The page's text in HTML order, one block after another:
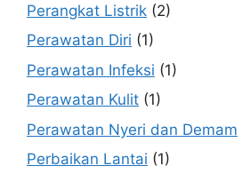
Perangkat Listrik (2)
Perawatan Diri (1)
Perawatan Infeksi (1)
Perawatan Kulit (1)
Perawatan Nyeri dan Demam
Perbaikan Lantai (1)